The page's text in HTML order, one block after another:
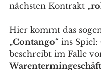
nächsten Kontrakt „
Hier kommt das
„Contango“ ins Spiel:
beschreibt im Falle